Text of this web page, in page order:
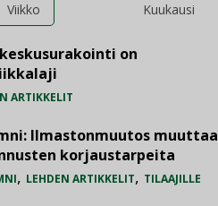
Viikko Kuukausi
on
ARTIKKELIT
Ilmastonmuutos muuttaa
korjaustarpeita
, LEHDEN ARTIKKELIT, TILAAJILLE